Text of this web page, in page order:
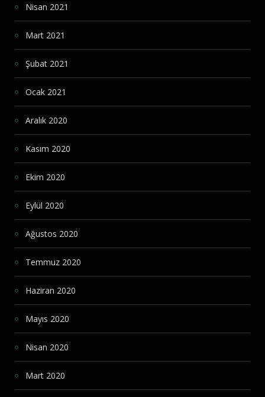
Nisan 2021
Mart 2021
Şubat 2021
Ocak 2021
Aralık 2020
Kasım 2020
Ekim 2020
Eylül 2020
Ağustos 2020
Temmuz 2020
Haziran 2020
Mayıs 2020
Nisan 2020
Mart 2020